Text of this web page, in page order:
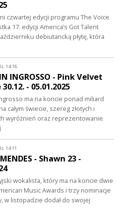
czwartej edycji programu The Voice
17. edycji America’s Got Talent
debiutancką płytę, która
14:16
INGROSSO - Pink Velvet
- 05.01.2025
ma na koncie ponad miliard
całym świecie, szereg złotych i
wyróżnień oraz reprezentowanie
14:11
- Shawn 23 -
wokalista, który ma na koncie dwie
Music Awards i trzy nominacje
w listopadzie dodał do swojej